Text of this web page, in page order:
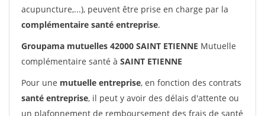
acupuncture,...), peuvent être prise en charge par la
complémentaire santé entreprise.
Groupama mutuelles 42000 SAINT ETIENNE Mutuelle
complémentaire santé à SAINT ETIENNE
Pour une mutuelle entreprise, en fonction des contrats
santé entreprise, il peut y avoir des délais d'attente ou
un plafonnement de remboursement des frais de santé